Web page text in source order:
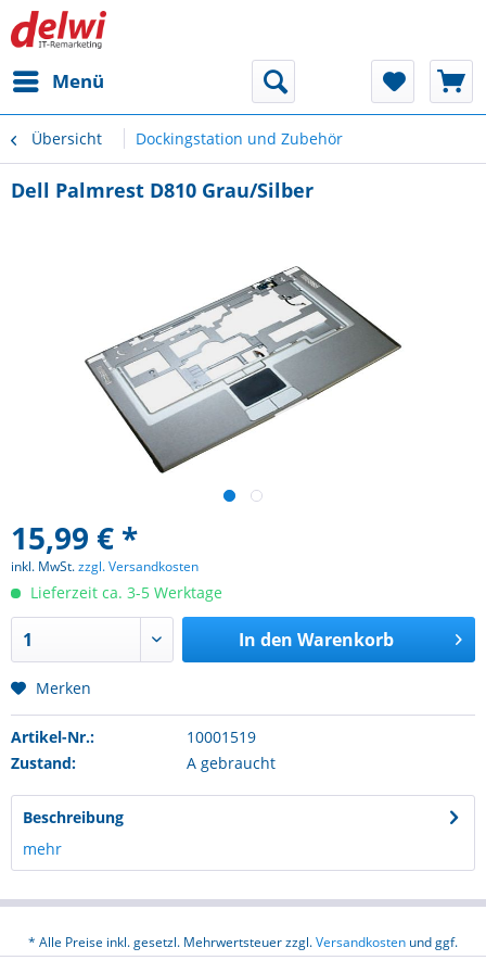
Menü
Übersicht Dockingstation und Zubehör
Dell Palmrest D810 Grau/Silber
15,99 € *
inkl. MwSt.zzgl. Versandkosten
Lieferzeit ca. 3-5 Werktage
In den Warenkorb
Merken
Artikel-Nr.:
10001519
Zustand:
A gebraucht
Beschreibung
mehr
* Alle Preise inkl. gesetzl. Mehrwertsteuer zzgl.Versandkosten und ggf.